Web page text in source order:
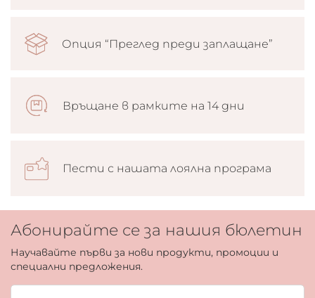
Опция “Преглед преди заплащане”
Връщане в рамките на 14 дни
Пести с нашата лоялна програма
Абонирайте се за нашия бюлетин
Научавайте първи за нови продукти, промоции и
специални предложения.